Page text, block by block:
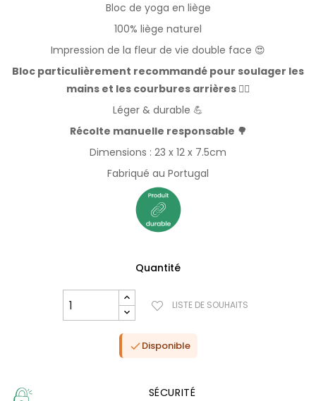
Bloc de yoga en liège
100% liège naturel
Impression de la fleur de vie double face 😍
Bloc particulièrement recommandé pour soulager les
mains et les courbures arrières 🧘‍♀️
Léger & durable 💪
Récolte manuelle responsable 🌳
Dimensions : 23 x 12 x 7.5cm
Fabriqué au Portugal
Quantité
LISTE DE SOUHAITS
Disponible
SÉCURITÉ